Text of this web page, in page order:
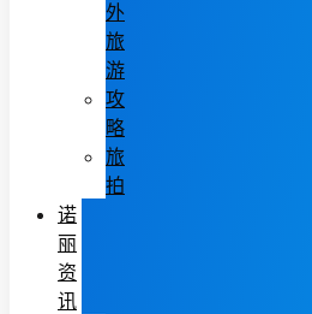
外
旅
游
攻
略
旅
拍
诺
丽
资
讯